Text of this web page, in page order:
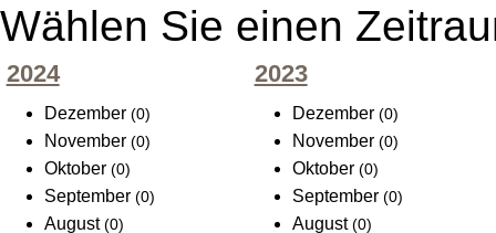
Wählen Sie einen
2024
Dezember (0)
November (0)
Oktober (0)
September (0)
August (0)
2023
Dezember(0)
November(0)
Oktober(0)
September(0)
August(0)